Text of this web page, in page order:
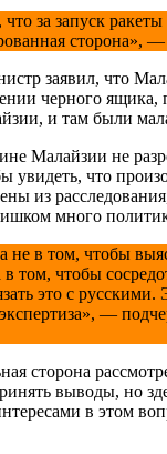
за запуск ракеты
сторона», —
заявил, что
черного ящика,
и там были
Малайзии не
увидеть, что
из
много
не в том, чтобы
том, чтобы
это с русскими.
—
сторона
выводы, но
в этом